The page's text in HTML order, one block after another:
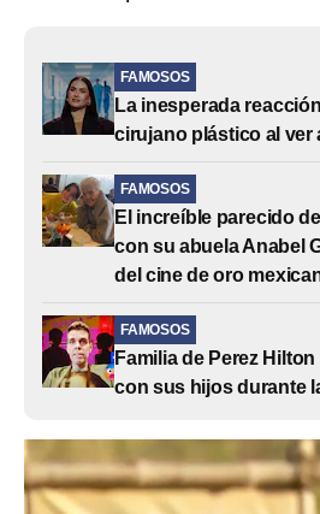
FAMOSOS
La inesperada
cirujano plástico al ver
FAMOSOS
El increíble parecido
con su abuela Anabel
del cine de oro
FAMOSOS
Familia de Perez
con sus hijos durante